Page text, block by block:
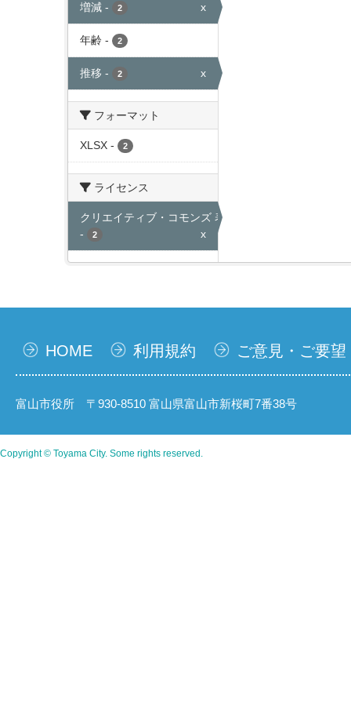
増減 - 2 x
年齢 - 2
推移 - 2 x
フォーマット
XLSX - 2
ライセンス
クリエイティブ・コモンズ 表示
-
2 x
HOME 利用規約 ご意見・ご要望
富山市役所 〒930-8510 富山県富山市新桜町7番38号
Copyright © Toyama City. Some rights reserved.